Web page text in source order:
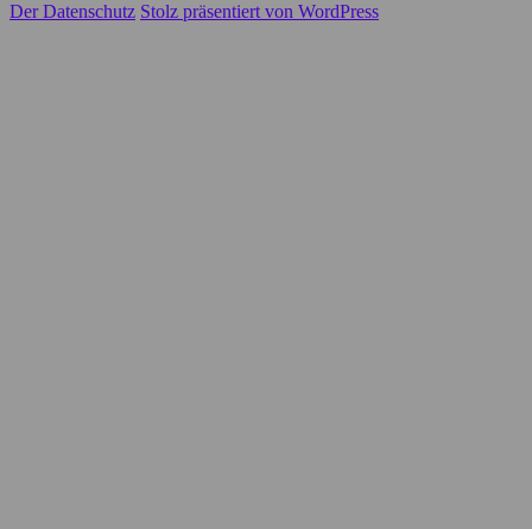
Der Datenschutz Stolz präsentiert von WordPress